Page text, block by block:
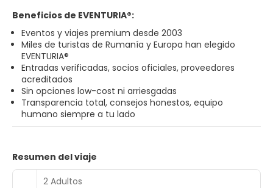
Beneficios de EVENTURIA®:
Eventos y viajes premium desde 2003
Miles de turistas de Rumanía y Europa han elegido
EVENTURIA®
Entradas verificadas, socios oficiales, proveedores
acreditados
Sin opciones low-cost ni arriesgadas
Transparencia total, consejos honestos, equipo
humano siempre a tu lado
Resumen del viaje
2 Adultos